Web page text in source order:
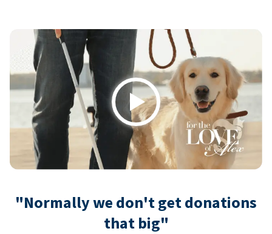
Play
"Normally we don't get donations
that big"